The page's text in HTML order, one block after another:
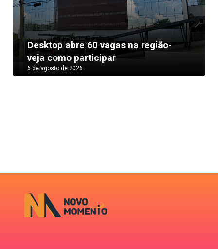
Desktop abre 60 vagas na região-
veja como participar
6 de agosto de 2026
Next